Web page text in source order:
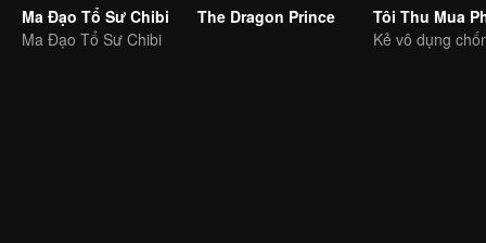
Ma Đạo Tổ Sư Chibi
Ma Đạo Tổ Sư Chibi
The Dragon Prince